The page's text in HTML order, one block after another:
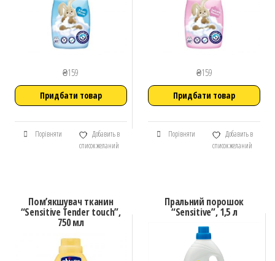
₴159
Придбати товар
Порівняти
Добавить в
список желаний
₴159
Придбати товар
Порівняти
Добавить в
список желаний
Пом’якшувач тканин
“Sensitive Tender touch”,
750 мл
Пральний порошок
“Sensitive”, 1,5 л